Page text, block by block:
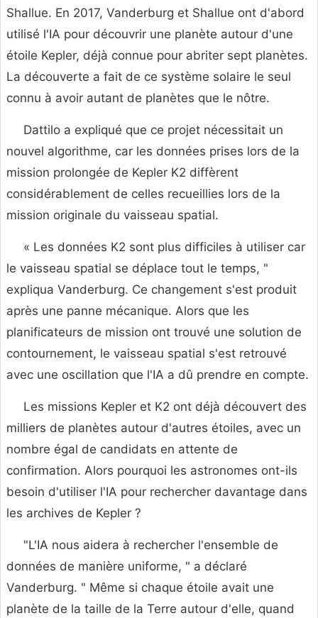
Shallue. En 2017, Vanderburg et Shallue ont d'abord
utilisé l'IA pour découvrir une planète autour d'une
étoile Kepler, déjà connue pour abriter sept planètes.
La découverte a fait de ce système solaire le seul
connu à avoir autant de planètes que le nôtre.
Dattilo a expliqué que ce projet nécessitait un
nouvel algorithme, car les données prises lors de la
mission prolongée de Kepler K2 diffèrent
considérablement de celles recueillies lors de la
mission originale du vaisseau spatial.
« Les données K2 sont plus difficiles à utiliser car
le vaisseau spatial se déplace tout le temps, "
expliqua Vanderburg. Ce changement s'est produit
après une panne mécanique. Alors que les
planificateurs de mission ont trouvé une solution de
contournement, le vaisseau spatial s'est retrouvé
avec une oscillation que l'IA a dû prendre en compte.
Les missions Kepler et K2 ont déjà découvert des
milliers de planètes autour d'autres étoiles, avec un
nombre égal de candidats en attente de
confirmation. Alors pourquoi les astronomes ont-ils
besoin d'utiliser l'IA pour rechercher davantage dans
les archives de Kepler ?
"L'IA nous aidera à rechercher l'ensemble de
données de manière uniforme, " a déclaré
Vanderburg. " Même si chaque étoile avait une
planète de la taille de la Terre autour d'elle, quand